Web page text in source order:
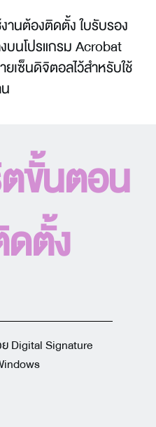
านต้องติดตั้ง ใบรับรอง
บนโปรแกรม Acrobat
เซ็นดิจิตอลไว้สำหรับใช้
ขั้นตอน
ตั้ง
Digital Signature